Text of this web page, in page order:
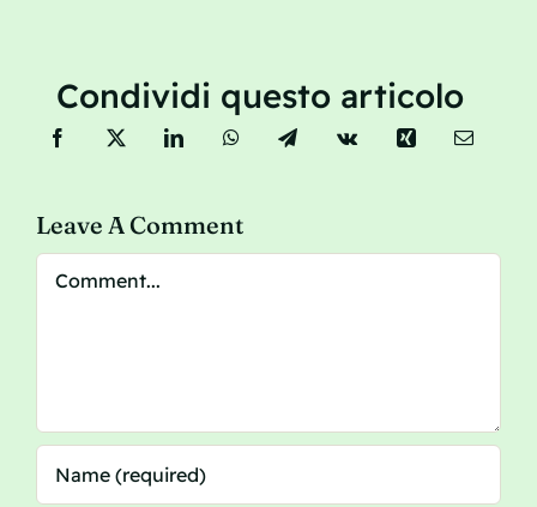
Condividi questo articolo
Leave A Comment
Comment